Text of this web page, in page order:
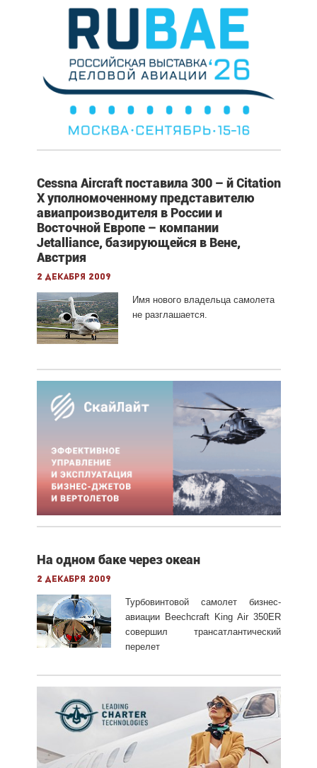
Cessna Aircraft поставила 300 – й Citation
X уполномоченному представителю
авиапроизводителя в России и
Восточной Европе – компании
Jetalliance, базирующейся в Вене,
Австрия
2 декабря 2009
Имя нового владельца самолета
не разглашается.
На одном баке через океан
2 декабря 2009
Турбовинтовой самолет бизнес-
авиации Beechcraft King Air 350ER
совершил трансатлантический
перелет